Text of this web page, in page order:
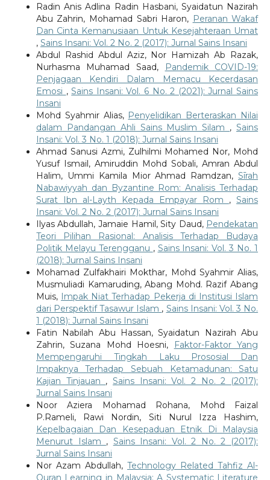
Radin Anis Adlina Radin Hasbani, Syaidatun Nazirah
Abu Zahrin, Mohamad Sabri Haron, Peranan Wakaf
Dan Cinta Kemanusiaan Untuk Kesejahteraan Umat
, Sains Insani: Vol. 2 No. 2 (2017): Jurnal Sains Insani
Abdul Rashid Abdul Aziz, Nor Hamizah Ab Razak,
Nurhasma Muhamad Saad,
Pandemik COVID-19:
Penjagaan Kendiri Dalam Memacu Kecerdasan
Emosi ,Sains Insani: Vol. 6 No. 2 (2021): Jurnal Sains
Insani
Mohd Syahmir Alias, Penyelidikan Berteraskan Nilai
dalam Pandangan Ahli Sains Muslim Silam ,Sains
Insani: Vol. 3 No. 1 (2018): Jurnal Sains Insani
Ahmad Sanusi Azmi, Zulhilmi Mohamed Nor, Mohd
Yusuf Ismail, Amiruddin Mohd Sobali, Amran Abdul
Halim, Ummi Kamila Mior Ahmad Ramdzan,Sīrah
Nabawiyyah dan Byzantine Rom: Analisis Terhadap
Surat Ibn al-Layth Kepada Empayar Rom ,Sains
Insani: Vol. 2 No. 2 (2017): Jurnal Sains Insani
Ilyas Abdullah, Jamaie Hamil, Sity Daud, Pendekatan
Teori Pilihan Rasional: Analisis Terhadap Budaya
Politik Melayu Terengganu , Sains Insani: Vol. 3 No. 1
(2018): Jurnal Sains Insani
Mohamad Zulfakhairi Mokthar, Mohd Syahmir Alias,
Musmuliadi Kamaruding, Abang Mohd. Razif Abang
Muis, Impak Niat Terhadap Pekerja di Institusi Islam
dari Perspektif Tasawur Islam , Sains Insani: Vol. 3 No.
1 (2018): Jurnal Sains Insani
Fatin Nabilah Abu Hassan, Syaidatun Nazirah Abu
Zahrin, Suzana Mohd Hoesni,
Faktor-Faktor Yang
Mempengaruhi Tingkah Laku Prososial Dan
Impaknya Terhadap Sebuah Ketamadunan: Satu
Kajian Tinjauan ,Sains Insani: Vol. 2 No. 2 (2017):
Jurnal Sains Insani
Noor Aziera Mohamad Rohana, Mohd Faizal
P.Rameli, Rawi Nordin, Siti Nurul Izza Hashim,
Kepelbagaian Dan Kesepaduan Etnik Di Malaysia
Menurut Islam , Sains Insani: Vol. 2 No. 2 (2017):
Jurnal Sains Insani
Nor Azam Abdullah, Technology Related Tahfiz Al-
Quran Learning in Malaysia: A Systematic Literature